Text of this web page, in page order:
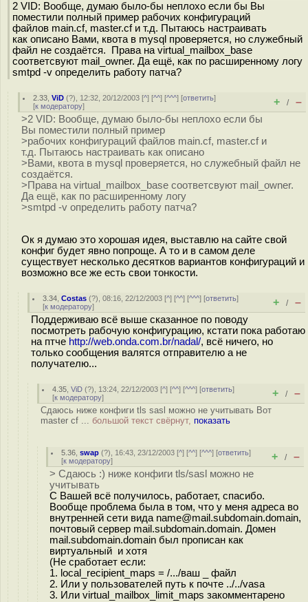
2 VID: Вообще, думаю было-бы неплохо если бы Вы
поместили полный пример рабочих конфигураций
файлов main.cf, master.cf и т.д. Пытаюсь настраивать
как описано Вами, квота в mysql проверяется, но служебный
файл не создаётся. Права на virtual_mailbox_base
соответсвуют mail_owner. Да ещё, как по расширенному логу
smtpd -v определить работу патча?
2.33 ,ViD (?), 12:32, 20/12/2003 [^] [^^] [^^^] [ответить]
[к модератору] + / –
>2 VID: Вообще, думаю было-бы неплохо если бы
Вы поместили полный пример
>рабочих конфигураций файлов main.cf, master.cf и
т.д. Пытаюсь настраивать как описано
>Вами, квота в mysql проверяется, но служебный файл не
создаётся.
>Права на virtual_mailbox_base соответсвуют mail_owner.
Да ещё, как по расширенному логу
>smtpd -v определить работу патча?
Ок я думаю это хорошая идея, выставлю на сайте свой
конфиг будет явно попроще. А то и в самом деле
существует несколько десятков вариантов конфигураций и
возможно все же есть свои тонкости.
3.34 ,Costas (?), 08:16, 22/12/2003 [^] [^^] [^^^] [ответить]
[к модератору] + / –
Поддерживаю всё выше сказанное по поводу
посмотреть рабочую конфигурацию, кстати пока работаю
на птче http://web.onda.com.br/nadal/, всё ничего, но
только сообщения валятся отправителю а не
получателю...
4.35 ,ViD (?), 13:24, 22/12/2003 [^] [^^] [^^^] [ответить]
[к модератору] + / –
Сдаюсь ниже конфиги tls sasl можно не учитывать Вот
master cf ... большой текст свёрнут, показать
5.36 ,swap (?), 16:43, 23/12/2003 [^] [^^] [^^^] [ответить]
[к модератору] + / –
> Сдаюсь :) ниже конфиги tls/sasl можно не
учитывать
С Вашей всё получилось, работает, спасибо.
Вообще проблема была в том, что у меня адреса во
внутренней сети вида name@mail.subdomain.domain,
почтовый сервер mail.subdomain.domain. Домен
mail.subdomain.domain был прописан как
виртуальный и хотя
(Не сработает если:
1. local_recipient_maps = /.../ваш _ файл
2. Или у пользователей путь к почте ../../vasa
3. Или virtual_mailbox_limit_maps закомментарено